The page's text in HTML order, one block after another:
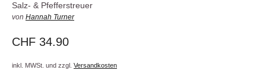
Salz- & Pfefferstreuer
von Hannah Turner
CHF 34.90
inkl. MWSt. und zzgl. Versandkosten